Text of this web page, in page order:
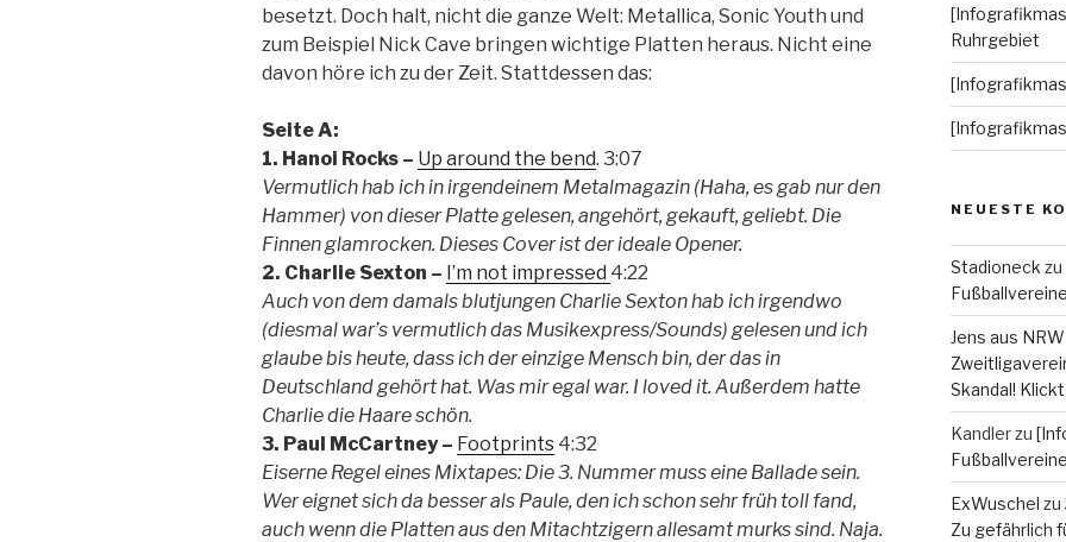
besetzt. Doch halt, nicht die ganze Welt: Metallica, Sonic Youth und
zum Beispiel Nick Cave bringen wichtige Platten heraus. Nicht eine
davon höre ich zu der Zeit. Stattdessen das:
Seite A:
1. Hanoi Rocks – Up around the bend. 3:07
Vermutlich hab ich in irgendeinem Metalmagazin (Haha, es gab nur den
Hammer) von dieser Platte gelesen, angehört, gekauft, geliebt. Die
Finnen glamrocken. Dieses Cover ist der ideale Opener.
2. Charlie Sexton – I’m not impressed 4:22
Auch von dem damals blutjungen Charlie Sexton hab ich irgendwo
(diesmal war’s vermutlich das Musikexpress/Sounds) gelesen und ich
glaube bis heute, dass ich der einzige Mensch bin, der das in
Deutschland gehört hat. Was mir egal war. I loved it. Außerdem hatte
Charlie die Haare schön.
3. Paul McCartney – Footprints 4:32
Eiserne Regel eines Mixtapes: Die 3. Nummer muss eine Ballade sein.
Wer eignet sich da besser als Paule, den ich schon sehr früh toll fand,
auch wenn die Platten aus den Mitachtzigern allesamt murks sind. Naja.
Ruhrgebiet
NEUESTE
Stadioneck zu
Jens aus NRW
Skandal!
Kandlerzu
ExWuschel zu
Zu gefährlich